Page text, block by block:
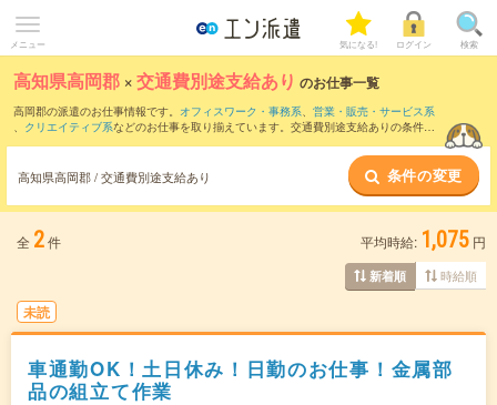
メニュー 気になる! ログイン 検索
高知県高岡郡 ×交通費別途支給あり のお仕事一覧
高岡郡の派遣のお仕事情報です。 オフィスワーク・事務系、 営業・販売・サービス系
、 クリエイティブ系などのお仕事を取り揃えています。交通費別途支給ありの条件の
高知県高岡郡 / 交通費別途支給あり 条件の変更
全 2件 平均時給: 1,075 円
新着順 時給順
未読
車通勤OK！土日休み！日勤のお仕事！金属部
品の組立て作業